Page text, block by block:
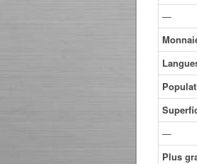
—
—
Plus